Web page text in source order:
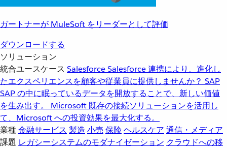
ガートナーが MuleSoft をリーダーとして評価
ダウンロードする
ソリューション
統合ユースケース SalesforceSalesforce 連携により、進化し
たエクスペリエンスを顧客や従業員に提供しませんか？ SAP
SAP の中に眠っているデータを開放することで、新しい価値
を生み出す。
Microsoft 既存の接続ソリューションを活用し
て、Microsoft への投資効果を最大化する。
業種金融サービス 製造 小売 保険 ヘルスケア 通信・メディア
課題 レガシーシステムのモダナイゼーション クラウドへの移